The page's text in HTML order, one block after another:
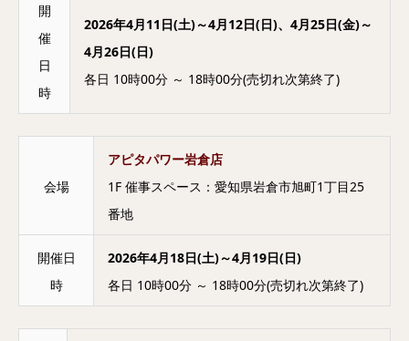
開
催
日
時
2026年4月11日(土)～4月12日(日)、4月25日(金)～
4月26日(日)
各日 10時00分 ～ 18時00分(売切れ次第終了)
会場
アピタパワー岩倉店
1F 催事スペース：愛知県岩倉市旭町1丁目25
番地
開催日
時
2026年4月18日(土)～4月19日(日)
各日 10時00分 ～ 18時00分(売切れ次第終了)